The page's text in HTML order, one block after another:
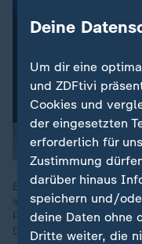
Beim
seit Wochen den Ton an.
Forum“, berichtet ZDF-
Davos.
Deine
Um dir eine
und ZDFtivi
Cookies und
der eingesetzten
erforderlich für
Zustimmung
darüber hinaus
speichern und/
deine Daten ohne
Dritte weiter, die